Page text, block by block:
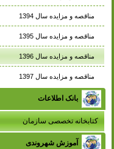
مناقصه و مزایده سال 1394
مناقصه و مزایده سال 1395
مناقصه و مزایده سال 1396
مناقصه و مزایده سال 1397
بانک اطلاعات
کتابخانه تخصصی سازمان
آموزش شهروندی